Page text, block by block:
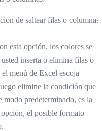
de saltear filas o columnas
esta opción, los colores se
inserta o elimina filas o
menú de Excel escoja
elimine la condición que
modo predeterminado, es la
el posible formato